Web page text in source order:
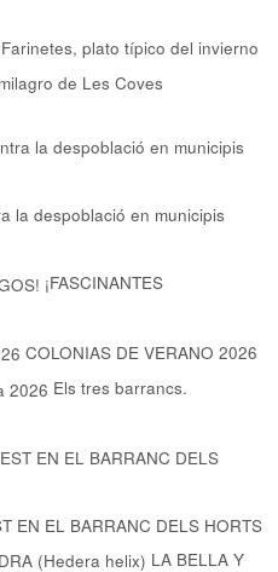
Farinetes, plato típico del invierno
de Les Coves
la despoblació en municipis
¡FASCINANTES
COLONIAS DE VERANO 2026
Els tres barrancs.
EN EL BARRANC DELS HORTS
LA BELLA Y